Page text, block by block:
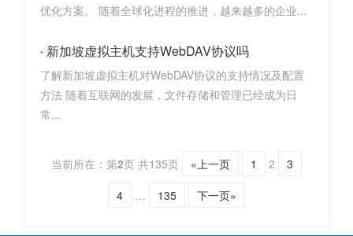
优化方案。 随着全球化进程的推进，越来越多的企业...
新加坡虚拟主机支持WebDAV协议吗
了解新加坡虚拟主机对WebDAV协议的支持情况及配置
方法 随着互联网的发展，文件存储和管理已经成为日
常...
当前所在：第2页 共135页 «上一页 1 2
3
4
… 135 下一页»